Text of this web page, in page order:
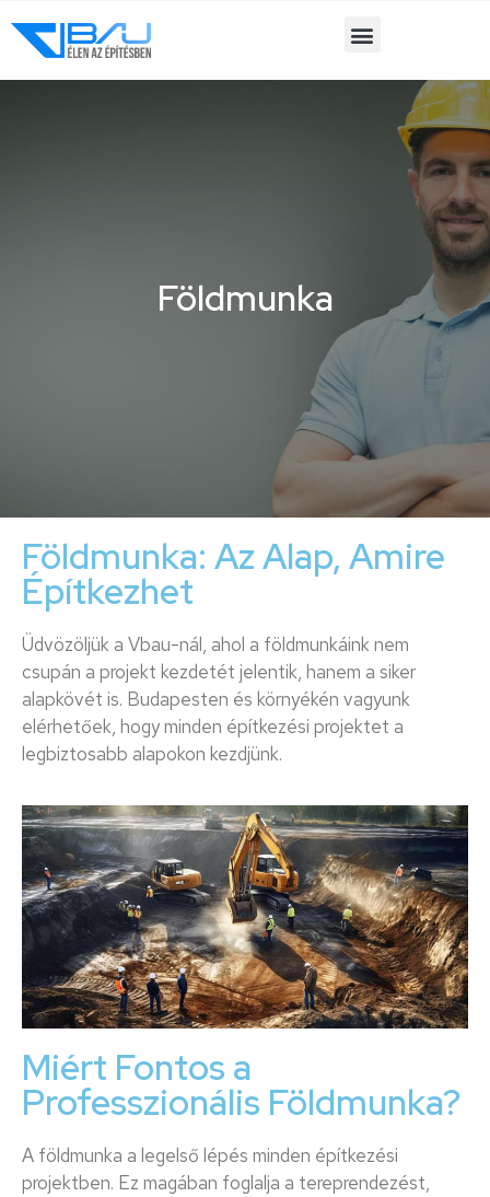
Földmunka
Földmunka: Az Alap, Amire
Építkezhet
Üdvözöljük a Vbau-nál, ahol a földmunkáink nem
csupán a projekt kezdetét jelentik, hanem a siker
alapkövét is. Budapesten és környékén vagyunk
elérhetőek, hogy minden építkezési projektet a
legbiztosabb alapokon kezdjünk.
Miért Fontos a
Professzionális Földmunka?
A földmunka a legelső lépés minden építkezési
projektben. Ez magában foglalja a tereprendezést,